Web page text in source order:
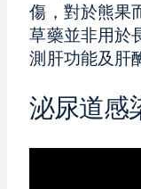
傷，對於熊果
草藥並非用於
測肝功能及肝
泌尿道感